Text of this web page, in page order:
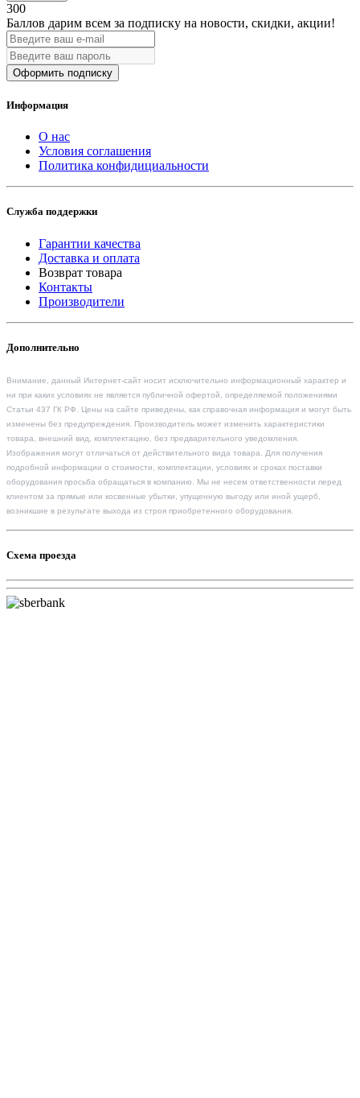
300
Баллов дарим всем за подписку на новости, скидки, акции!
Оформить подписку
Информация
О нас
Условия соглашения
Политика конфидициальности
Служба поддержки
Гарантии качества
Доставка и оплата
Возврат товара
Контакты
Производители
Дополнительно
Внимание, данный Интернет-сайт носит исключительно информационный характер и
ни при каких условиях не является публичной офертой, определяемой положениями
Статьи 437 ГК РФ. Цены на сайте приведены, как справочная информация и могут быть
изменены без предупреждения. Производитель может изменить характеристики
товара, внешний вид, комплектацию, без предварительного уведомления.
Изображения могут отличаться от действительного вида товара. Для получения
подробной информации о стоимости, комплектации, условиях и сроках поставки
оборудования просьба обращаться в компанию. Мы не несем ответственности перед
клиентом за прямые или косвенные убытки, упущенную выгоду или иной ущерб,
возникшие в результате выхода из строя приобретенного оборудования.
Схема проезда